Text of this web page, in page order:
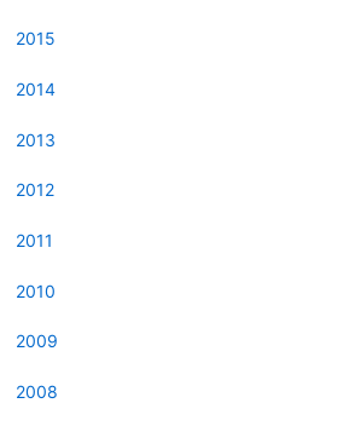
2015
2014
2013
2012
2011
2010
2009
2008